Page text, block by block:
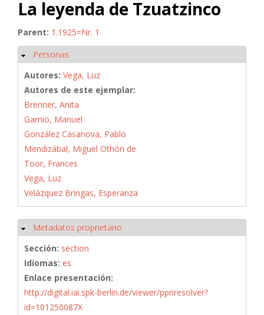
La leyenda de Tzuatzinco
Parent: 1.1925=Nr. 1
Ocultar
Personas
Autores: Vega, Luz
Autores de este ejemplar:
Brenner, Anita
Gamio, Manuel
González Casanova, Pablo
Mendizábal, Miguel Othón de
Toor, Frances
Vega, Luz
Velázquez Bringas, Esperanza
Ocultar
Metadatos proprietario
Sección: section
Idiomas: es
Enlace presentación:
http://digital.iai.spk-berlin.de/viewer/ppnresolver?
id=101250087X